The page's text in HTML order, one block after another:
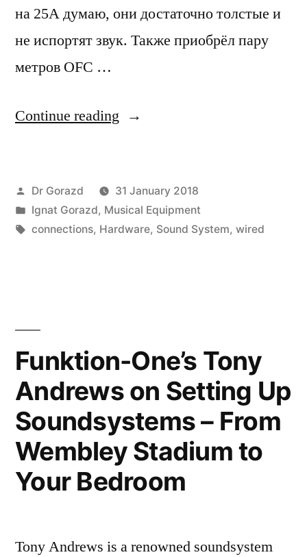
на 25А думаю, они достаточно толстые и
не испортят звук. Также приобрёл пару
метров OFC …
Continue reading “Multiverse
Posted
by
Dr Gorazd
31 January 2018
Posted
in
Ignat Gorazd, Musical Equipment
Tags:
connections, Hardware, Sound System, wired
Funktion-One’s Tony
Andrews on Setting Up
Soundsystems – From
Wembley Stadium to
Your Bedroom
Tony Andrews is a renowned soundsystem